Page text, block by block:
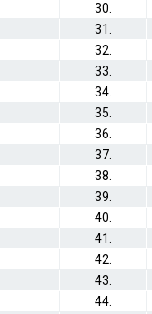
30.
31.
32.
33.
34.
35.
36.
37.
38.
39.
40.
41.
42.
43.
44.